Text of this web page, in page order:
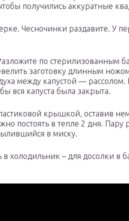
получились аккуратные
Чесночинки раздавите. У
по стерилизованным
заготовку длинным
между капустой — рассолом.
вся капуста была закрыта.
крышкой, оставив
постоять в тепле 2 дня. Пару
в миску.
холодильник – для досолки в